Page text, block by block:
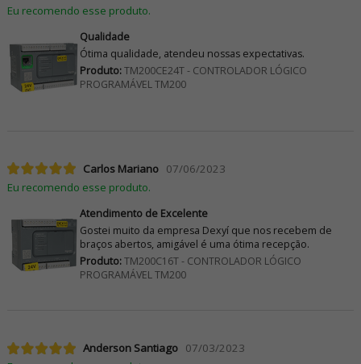
Eu recomendo esse produto.
Qualidade
Ótima qualidade, atendeu nossas expectativas.
Produto:TM200CE24T - CONTROLADOR LÓGICO
PROGRAMÁVEL TM200
Carlos Mariano 07/06/2023
Eu recomendo esse produto.
Atendimento de Excelente
Gostei muito da empresa Dexyí que nos recebem de
braços abertos, amigável é uma ótima recepção.
Produto:TM200C16T - CONTROLADOR LÓGICO
PROGRAMÁVEL TM200
Anderson Santiago 07/03/2023